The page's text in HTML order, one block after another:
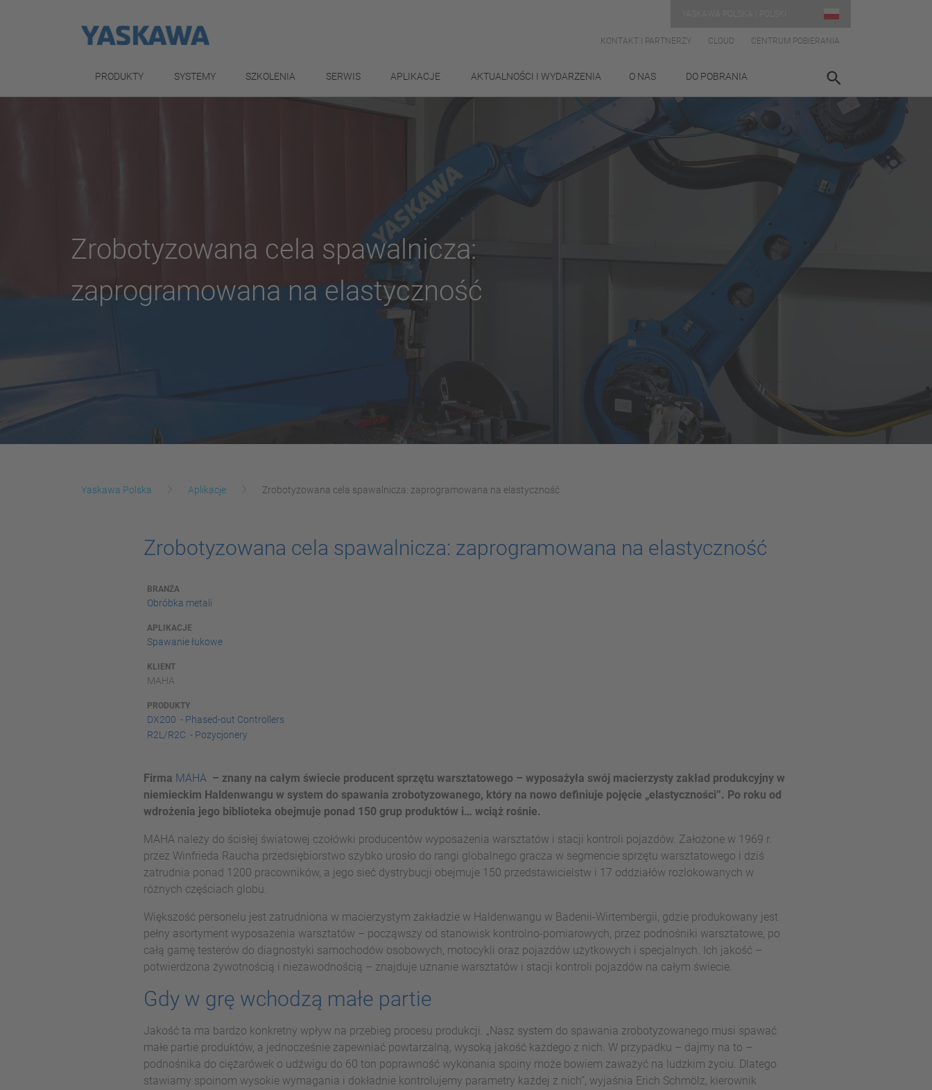
KONTAKT I PARTNERZY CLOUD CENTRUM POBIERANIA
PRODUKTY SYSTEMY SZKOLENIA SERWIS APLIKACJE AKTUALNOŚCI I WYDARZENIA O NAS DO POBRANIA
Zrobotyzowana cela spawalnicza:
zaprogramowana na elastyczność
Yaskawa Polska Aplikacje Zrobotyzowana cela spawalnicza: zaprogramowana na elastyczność
Zrobotyzowana cela spawalnicza: zaprogramowana na elastyczność
BRANŻA
Obróbka metali
APLIKACJE
Spawanie łukowe
KLIENT
MAHA
PRODUKTY
DX200 - Phased-out Controllers
R2L/R2C - Pozycjonery
Firma MAHA – znany na całym świecie producent sprzętu warsztatowego – wyposażyła swój macierzysty zakład produkcyjny w
niemieckim Haldenwangu w system do spawania zrobotyzowanego, który na nowo definiuje pojęcie „elastyczności”. Po roku od
wdrożenia jego biblioteka obejmuje ponad 150 grup produktów i… wciąż rośnie.
MAHA należy do ścisłej światowej czołówki producentów wyposażenia warsztatów i stacji kontroli pojazdów. Założone w 1969 r.
przez Winfrieda Raucha przedsiębiorstwo szybko urosło do rangi globalnego gracza w segmencie sprzętu warsztatowego i dziś
zatrudnia ponad 1200 pracowników, a jego sieć dystrybucji obejmuje 150 przedstawicielstw i 17 oddziałów rozlokowanych w
różnych częściach globu.
Większość personelu jest zatrudniona w macierzystym zakładzie w Haldenwangu w Badenii-Wirtembergii, gdzie produkowany jest
pełny asortyment wyposażenia warsztatów – począwszy od stanowisk kontrolno-pomiarowych, przez podnośniki warsztatowe, po
całą gamę testerów do diagnostyki samochodów osobowych, motocykli oraz pojazdów użytkowych i specjalnych. Ich jakość –
potwierdzona żywotnością i niezawodnością – znajduje uznanie warsztatów i stacji kontroli pojazdów na całym świecie.
Gdy w grę wchodzą małe partie
Jakość ta ma bardzo konkretny wpływ na przebieg procesu produkcji. „Nasz system do spawania zrobotyzowanego musi spawać
małe partie produktów, a jednocześnie zapewniać powtarzalną, wysoką jakość każdego z nich. W przypadku – dajmy na to –
podnośnika do ciężarówek o udźwigu do 60 ton poprawność wykonania spoiny może bowiem zaważyć na ludzkim życiu. Dlatego
stawiamy spoinom wysokie wymagania i dokładnie kontrolujemy parametry każdej z nich”, wyjaśnia Erich Schmölz, kierownik